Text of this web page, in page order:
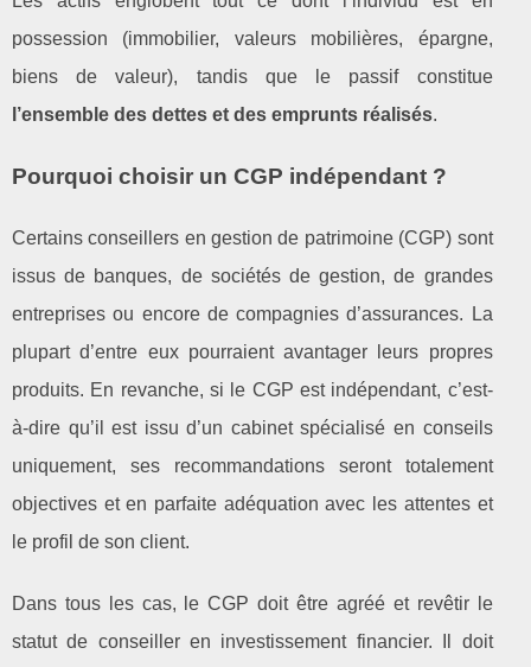
possession (immobilier, valeurs mobilières, épargne,
biens de valeur), tandis que le passif constitue
l’ensemble des dettes et des emprunts réalisés.
Pourquoi choisir un CGP indépendant ?
Certains conseillers en gestion de patrimoine (CGP) sont
issus de banques, de sociétés de gestion, de grandes
entreprises ou encore de compagnies d’assurances. La
plupart d’entre eux pourraient avantager leurs propres
produits. En revanche, si le CGP est indépendant, c’est-
à-dire qu’il est issu d’un cabinet spécialisé en conseils
uniquement, ses recommandations seront totalement
objectives et en parfaite adéquation avec les attentes et
le profil de son client.
Dans tous les cas, le CGP doit être agréé et revêtir le
statut de conseiller en investissement financier. Il doit